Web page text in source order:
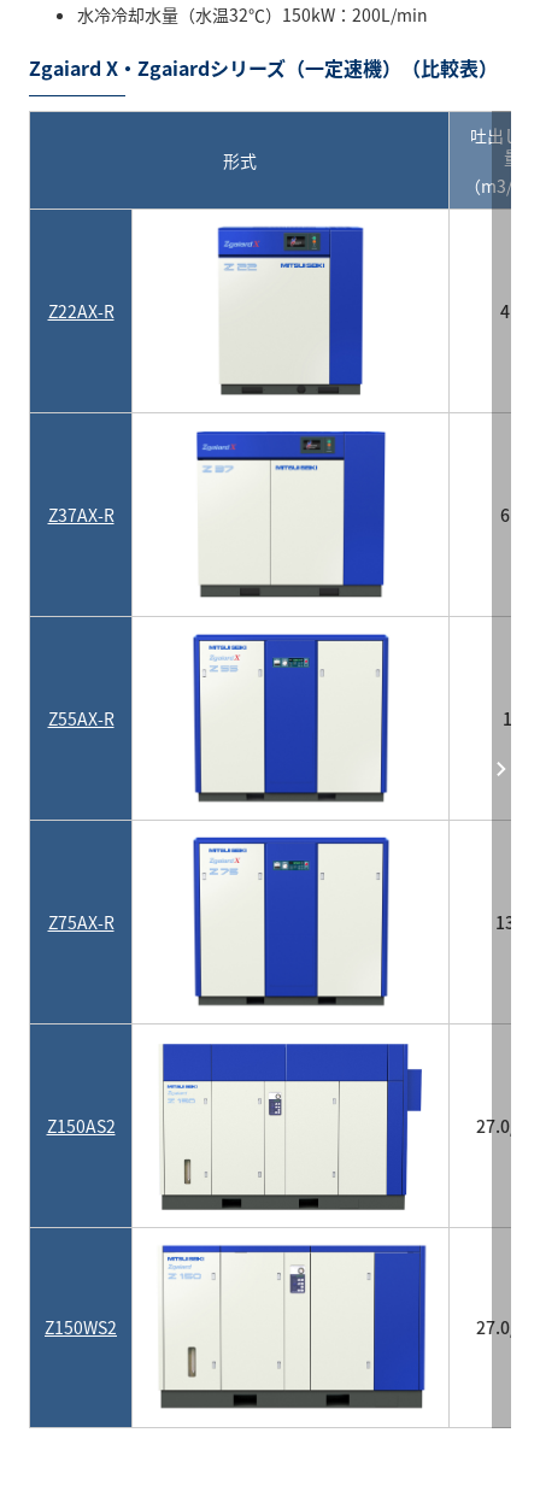
水冷冷却水量（水温32℃）150kW：200L/min
Zgaiard X・Zgaiardシリーズ（一定速機）（比較表）
形式
吐出し
量
（m3/
Z22AX-R 4.1
Z37AX-R 6.9
Z55AX-R 10
Z75AX-R 13.2
Z150AS2 27.0/
Z150WS2 27.0/